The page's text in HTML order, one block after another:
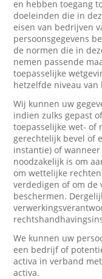
en hebben toegang
doeleinden die in
eisen van bedrijven
persoonsgegevens
de normen die in
nemen passende
toepasselijke
hetzelfde niveau
Wij kunnen uw
indien zulks gepast
toepasselijke wet- of
gerechtelijk bevel of
instantie) of
noodzakelijk is om
om wettelijke
verdedigen of om de
beschermen.
We kunnen uw
een bedrijf of
activa in verband
activa.